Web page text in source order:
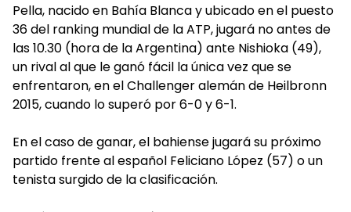
Pella, nacido en Bahía Blanca y ubicado en el puesto
36 del ranking mundial de la ATP, jugará no antes de
las 10.30 (hora de la Argentina) ante Nishioka (49),
un rival al que le ganó fácil la única vez que se
enfrentaron, en el Challenger alemán de Heilbronn
2015, cuando lo superó por 6-0 y 6-1.
En el caso de ganar, el bahiense jugará su próximo
partido frente al español Feliciano López (57) o un
tenista surgido de la clasificación.